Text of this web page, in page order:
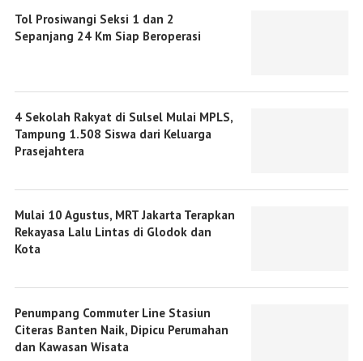
Tol Prosiwangi Seksi 1 dan 2
Sepanjang 24 Km Siap Beroperasi
4 Sekolah Rakyat di Sulsel Mulai MPLS,
Tampung 1.508 Siswa dari Keluarga
Prasejahtera
Mulai 10 Agustus, MRT Jakarta Terapkan
Rekayasa Lalu Lintas di Glodok dan
Kota
Penumpang Commuter Line Stasiun
Citeras Banten Naik, Dipicu Perumahan
dan Kawasan Wisata